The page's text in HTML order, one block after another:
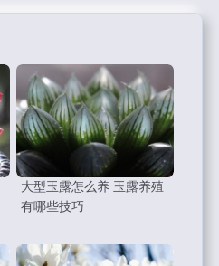
大型玉露怎么养 玉露养殖
有哪些技巧